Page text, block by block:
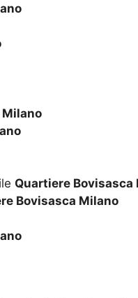
Milano
Quartiere Bovisasca
Bovisasca Milano